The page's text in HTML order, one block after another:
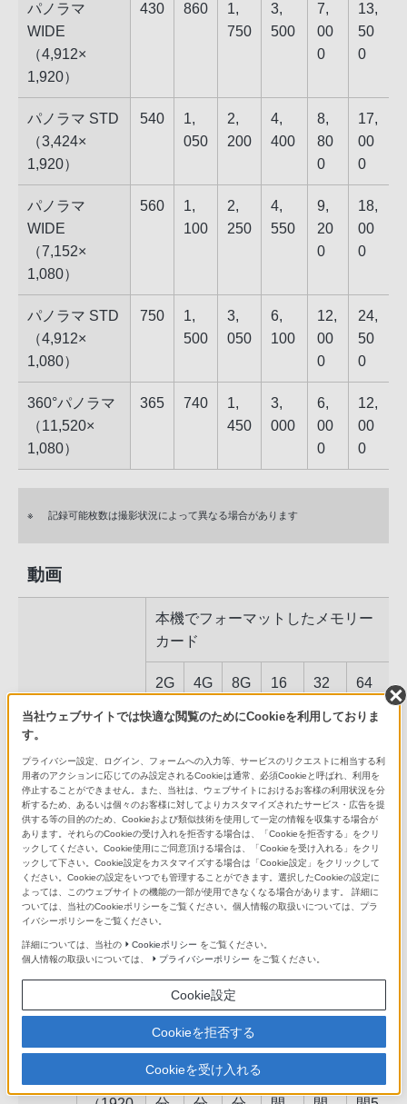
パノラマ
WIDE
（​4,912​×​
1,920​）
430 860
1,​
75​0
3,​
50​0
7,​
00​
0
13,​
50​
0
パノラマ STD
（​3,424​×​
1,920​）
540
1,​
05​0
2,​
20​0
4,​
40​0
8,​
80​
0
17,​
00​
0
パノラマ
WIDE
（​7,152​×​
1,080​）
560
1,​
10​0
2,​
25​0
4,​
55​0
9,​
20​
0
18,​
00​
0
パノラマ STD
（​4,912​×​
1,080​）
750
1,​
50​0
3,​
05​0
6,​
10​0
12,​
00​
0
24,​
50​
0
360°​パノラマ
（​11,520​×​
1,080​）
365 740
1,​
45​0
3,​
00​0
6,​
00​
0
12,​
00​
0
※ 記録可能枚数は撮影状況によって異なる場合があります
動画
本機でフォーマットしたメモリー
カード
2​G​
4​G​
8​G​
16​
32​
64​
CH​D
FX
（​1920​
×​
1080、​
60i​）
1​0
分
2​0
分
4​0
分
時
間
30
分
時
間
時
間
17M
FH
（​1920​
60i​）
約
1​0
分
約
分
約
時
約2
約4
約8
28M
約
約
1​5
約
3​5
約1
約2
約5
当社ウェブサイトでは快適な閲覧のためにCookieを利用しておりま
す。
プライバシー設定、ログイン、フォームへの入力等、サービスのリクエストに相当する利
用者のアクションに応じてのみ設定されるCookieは通常、必須Cookieと呼ばれ、利用を
停止することができません。また、当社は、ウェブサイトにおけるお客様の利用状況を分
析するため、あるいは個々のお客様に対してよりカスタマイズされたサービス・広告を提
供する等の目的のため、Cookieおよび類似技術を使用して一定の情報を収集する場合が
あります。それらのCookieの受け入れを拒否する場合は、「Cookieを拒否する」をクリ
ックしてください。Cookie使用にご同意頂ける場合は、「Cookieを受け入れる」をクリ
ックして下さい。Cookie設定をカスタマイズする場合は「Cookie設定」をクリックして
ください。Cookieの設定をいつでも管理することができます。選択したCookieの設定に
よっては、このウェブサイトの機能の一部が使用できなくなる場合があります。 詳細に
ついては、当社のCookieポリシーをご覧ください。個人情報の取扱いについては、プラ
イバシーポリシーをご覧ください。
詳細については、当社の Cookieポリシー をご覧ください。
個人情報の取扱いについては、
プライバシーポリシー をご覧ください。
Cookie設定
Cookieを拒否する
Cookieを受け入れる